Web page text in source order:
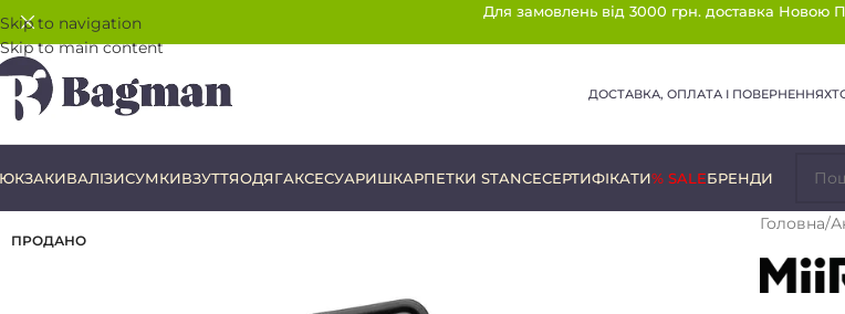
Skip to navigation
Skip to main content
Для замовлень від 3000 грн. доставка Новою
ДОСТАВКА, ОПЛАТА І ПОВЕРНЕННЯ
ВАЛІЗИСУМКИВЗУТТЯОДЯГАКСЕСУАРИШКАРПЕТКИ STANCEСЕРТИФІКАТИ% SALEБРЕНДИ
ПРОДАНО
Головна/